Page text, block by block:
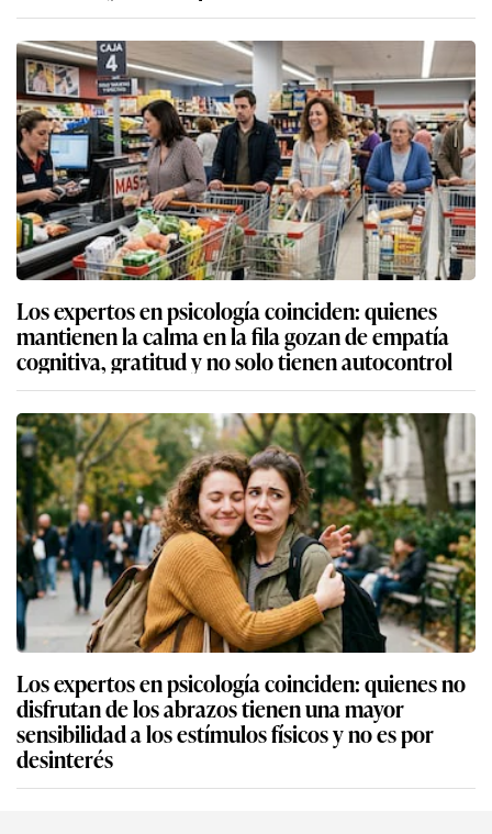
Los expertos en psicología coinciden: quienes
mantienen la calma en la fila gozan de empatía
cognitiva, gratitud y no solo tienen autocontrol
Los expertos en psicología coinciden: quienes no
disfrutan de los abrazos tienen una mayor
sensibilidad a los estímulos físicos y no es por
desinterés